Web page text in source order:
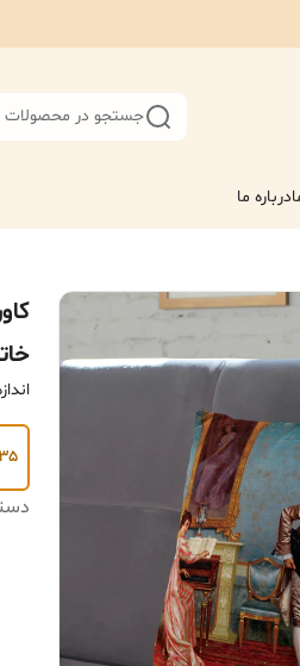
جستجو در محصولات
درباره ما
۳۵ در ۳۵